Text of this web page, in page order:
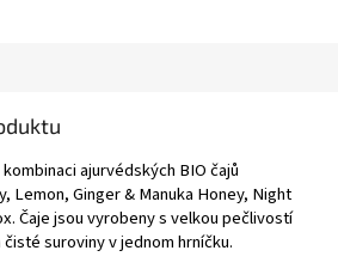
ajurvédských BIO čajů
Lemon, Ginger & Manuka Honey, Night
Čaje jsou vyrobeny s velkou pečlivostí
suroviny v jednom hrníčku.